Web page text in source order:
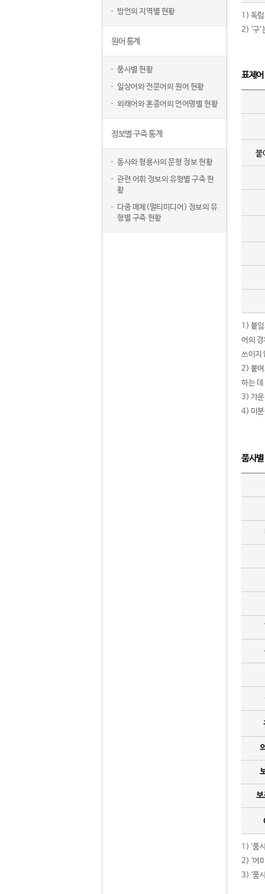
방언의 지역별 현황
원어 통계
품사별 현황
일상어와 전문어의 원어 현황
외래어와 혼종어의 언어명별 현황
정보별 구축 통계
동사와 형용사의 문형 정보 현황
관련 어휘 정보의 유형별 구축 현
황
다중 매체(멀티미디어) 정보의 유
형별 구축 현황
1) 독립
2) ‘구
표제
붙
1) 붙
어의
쓰이지
2) 붙여
하는
3) 가운
4) 미분
품사
보
1) '품
2) ‘어
3) ‘품